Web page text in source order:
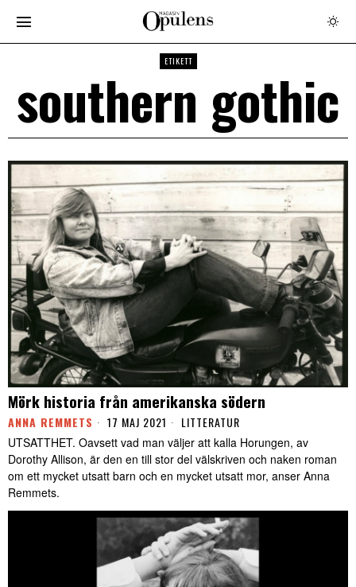
ETIKETT
southern gothic
Mörk historia från amerikanska södern
ANNA REMMETS 17 MAJ 2021 LITTERATUR
UTSATTHET. Oavsett vad man väljer att kalla Horungen, av
Dorothy Allison, är den en till stor del välskriven och naken roman
om ett mycket utsatt barn och en mycket utsatt mor, anser Anna
Remmets.